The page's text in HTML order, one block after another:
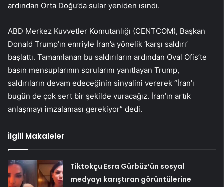
ardından Orta Doğu’da sular yeniden ısındı.
ABD Merkez Kuvvetler Komutanlığı (CENTCOM), Başkan
Donald Trump’ın emriyle İran’a yönelik ‘karşı saldırı’
başlattı. Tamamlanan bu saldırıların ardından Oval Ofis’te
basın mensuplarının sorularını yanıtlayan Trump,
saldırıların devam edeceğinin sinyalini vererek “İran’ı
bugün de çok sert bir şekilde vuracağız. İran’ın artık
anlaşmayı imzalaması gerekiyor” dedi.
İlgili Makaleler
Tiktokçu Esra Gürbüz’ün sosyal
medyayı karıştıran görüntülerine